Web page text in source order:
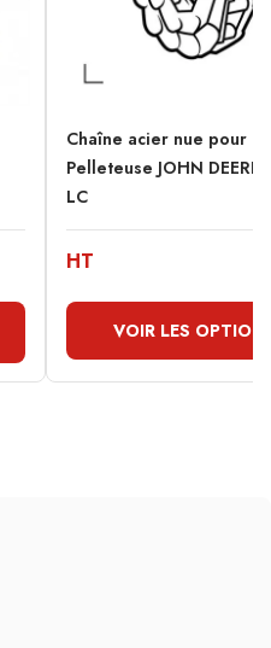
Chaîne acier nue pour
Pelleteuse JOHN DEERE
LC
HT
VOIR LES